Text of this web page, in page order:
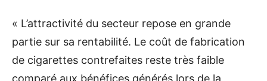
« L’attractivité du secteur repose en grande
partie sur sa rentabilité. Le coût de fabrication
de cigarettes contrefaites reste très faible
comparé aux bénéfices générés lors de la